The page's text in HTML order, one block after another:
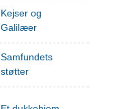
Kejser og
Galilæer
Samfundets
støtter